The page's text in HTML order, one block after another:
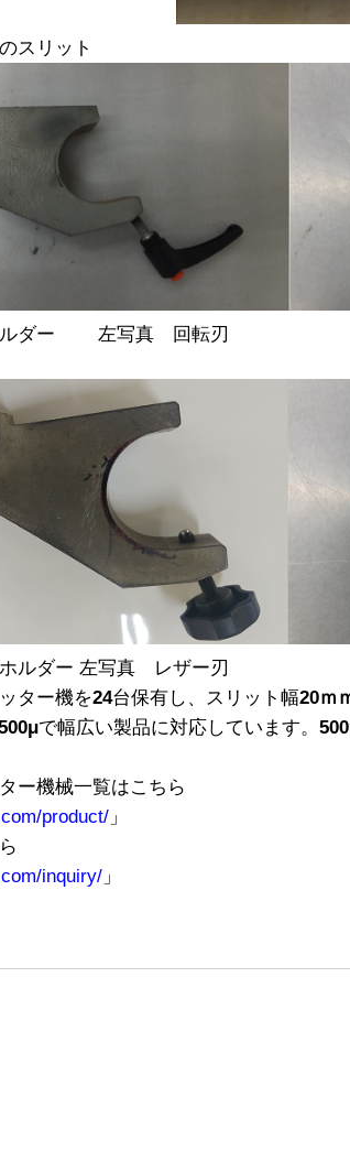
ルダー 左写真 回転刃
ルダー 左写真 レザー刃
ター機を24台保有し、スリット幅20ｍ
で幅広い製品に対応しています。
ー機械一覧はこちら
product/ 」
inquiry/